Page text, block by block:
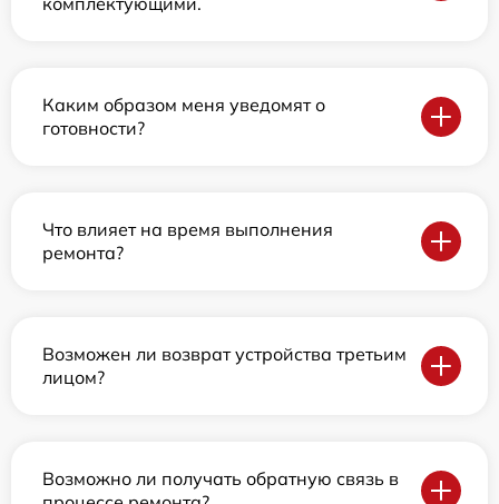
Каким образом меня уведомят о
готовности?
Что влияет на время выполнения
ремонта?
Возможен ли возврат устройства третьим
лицом?
Возможно ли получать обратную связь в